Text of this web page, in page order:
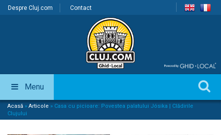
Despre Cluj.com Contact
Menu
Acasă » Articole » Casa cu picioare: Povestea palatului Jósika | Clădirile
Clujului